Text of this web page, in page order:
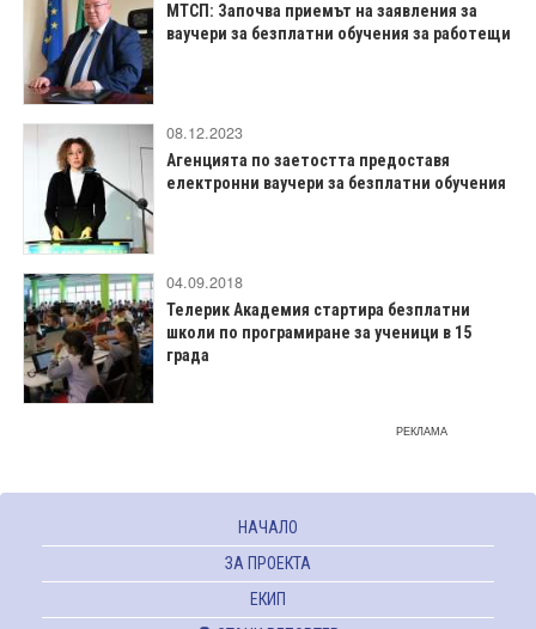
МТСП: Започва приемът на заявления за
ваучери за безплатни обучения за работещи
08.12.2023
Агенцията по заетостта предоставя
електронни ваучери за безплатни обучения
04.09.2018
Телерик Академия стартира безплатни
школи по програмиране за ученици в 15
града
РЕКЛАМА
НАЧАЛО
ЗА ПРОЕКТА
ЕКИП